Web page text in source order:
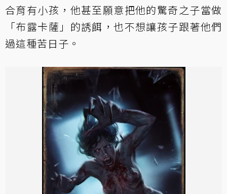
合育有小孩，他甚至願意把他的驚奇之子當做
「布露卡薩」的誘餌，也不想讓孩子跟著他們
過這種苦日子。